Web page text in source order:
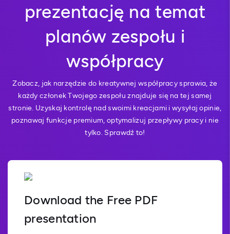
prezentację na temat
planów zespołu i
współpracy
Zobacz, jak narzędzie do kreatywnej współpracy sprawia, że
każdy członek Twojego zespołu znajduje się na tej samej
stronie. Uzyskaj kontrolę nad swoimi kreacjami i wysyłaj opinie,
poznawaj funkcje premium, optymalizuj przepływy pracy i nie
tylko. Sprawdź to!
Download the Free PDF
presentation